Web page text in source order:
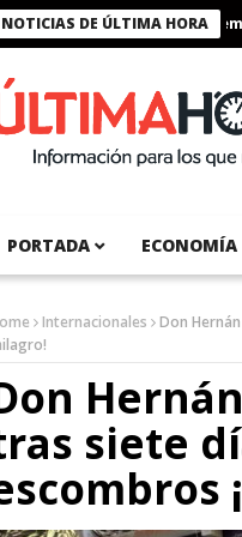
NOTICIAS DE ÚLTIMA HORA
Bukele condecora a
PORTADA ECONOMÍA
Internacionales
Don
siete